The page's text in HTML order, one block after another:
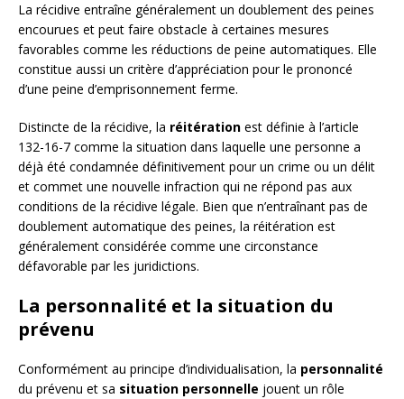
La récidive entraîne généralement un doublement des peines
encourues et peut faire obstacle à certaines mesures
favorables comme les réductions de peine automatiques. Elle
constitue aussi un critère d’appréciation pour le prononcé
d’une peine d’emprisonnement ferme.
Distincte de la récidive, la réitération est définie à l’article
132-16-7 comme la situation dans laquelle une personne a
déjà été condamnée définitivement pour un crime ou un délit
et commet une nouvelle infraction qui ne répond pas aux
conditions de la récidive légale. Bien que n’entraînant pas de
doublement automatique des peines, la réitération est
généralement considérée comme une circonstance
défavorable par les juridictions.
La personnalité et la situation du
prévenu
Conformément au principe d’individualisation, la personnalité
du prévenu et sa situation personnelle jouent un rôle